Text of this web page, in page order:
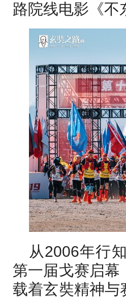
路院线电影《不
从2006年行
第一届戈赛启
载着玄奘精神与